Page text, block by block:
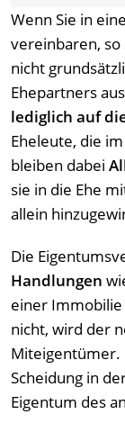
Wenn Sie in
vereinbaren, so
nicht
Ehepartners
lediglich auf
Eheleute, die
bleiben dabei
sie in die Ehe
allein
Die
Handlungen
einer
nicht, wird der
Miteigentümer.
Scheidung in
Eigentum des